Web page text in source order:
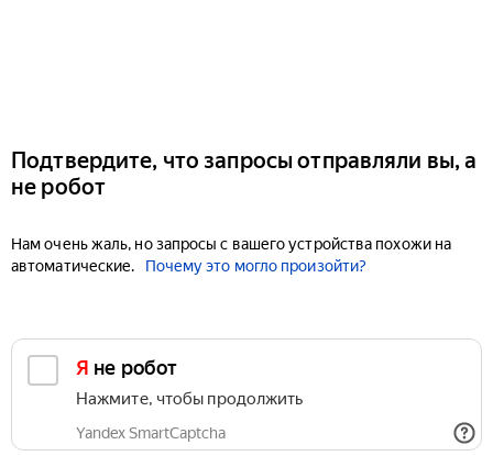
Подтвердите, что запросы отправляли вы, а
не робот
Нам очень жаль, но запросы с вашего устройства похожи на
автоматические.
Почему это могло произойти?
Я не робот
Нажмите, чтобы продолжить
Yandex SmartCaptcha